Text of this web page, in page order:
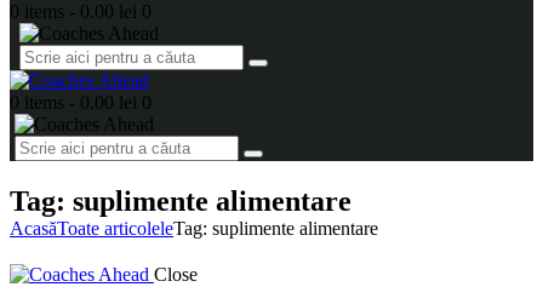
0 items - 0.00 lei 0
0 items - 0.00 lei 0
Tag: suplimente alimentare
AcasăToate articoleleTag: suplimente alimentare
Close